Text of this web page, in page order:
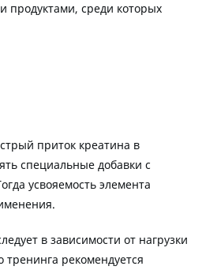
продуктами, среди которых
приток креатина в
специальные добавки с
усвояемость элемента
в зависимости от нагрузки
тренинга рекомендуется